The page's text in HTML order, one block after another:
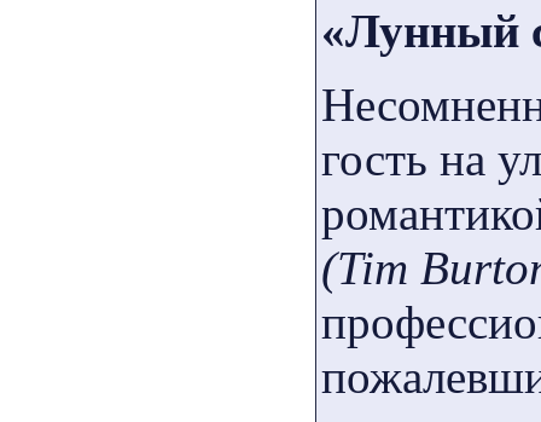
«Лунный
гость на
(Tim